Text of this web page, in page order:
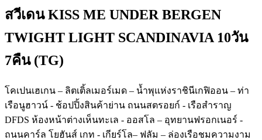
สวีเดน KISS ME UNDER BERGEN
TWIGHT LIGHT SCANDINAVIA 10วัน
7คืน (TG)
โคเปนเฮเกน – ลิตเติ้ลเมอร์เมด – น้ำพุแห่งราชินีเกฟิออน – ท่า
เรือนูฮาวน์ - ช้อปปิ้งสินค้าย่าน ถนนสตรอยก์ - เรือสำราญ
DFDS ห้องหน้าต่างเห็นทะเล - ออสโล – อุทยานฟรอกเนอร์ -
ถนนคาร์ล โยฮันส์ เกท - เกียร์โล– ฟลัม – ล่องเรือชมความงาม